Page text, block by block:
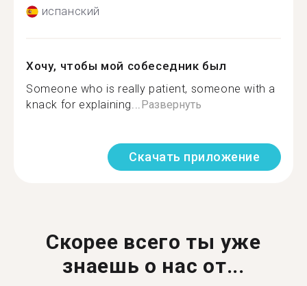
испанский
Хочу, чтобы мой собеседник был
Someone who is really patient, someone with a
knack for explaining...Развернуть
Скачать приложение
Скорее всего ты уже
знаешь о нас от...